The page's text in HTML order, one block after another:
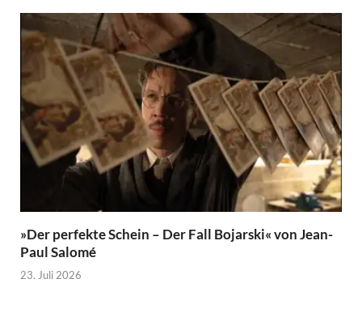
»Der perfekte Schein – Der Fall Bojarski« von Jean-
Paul Salomé
23. Juli 2026